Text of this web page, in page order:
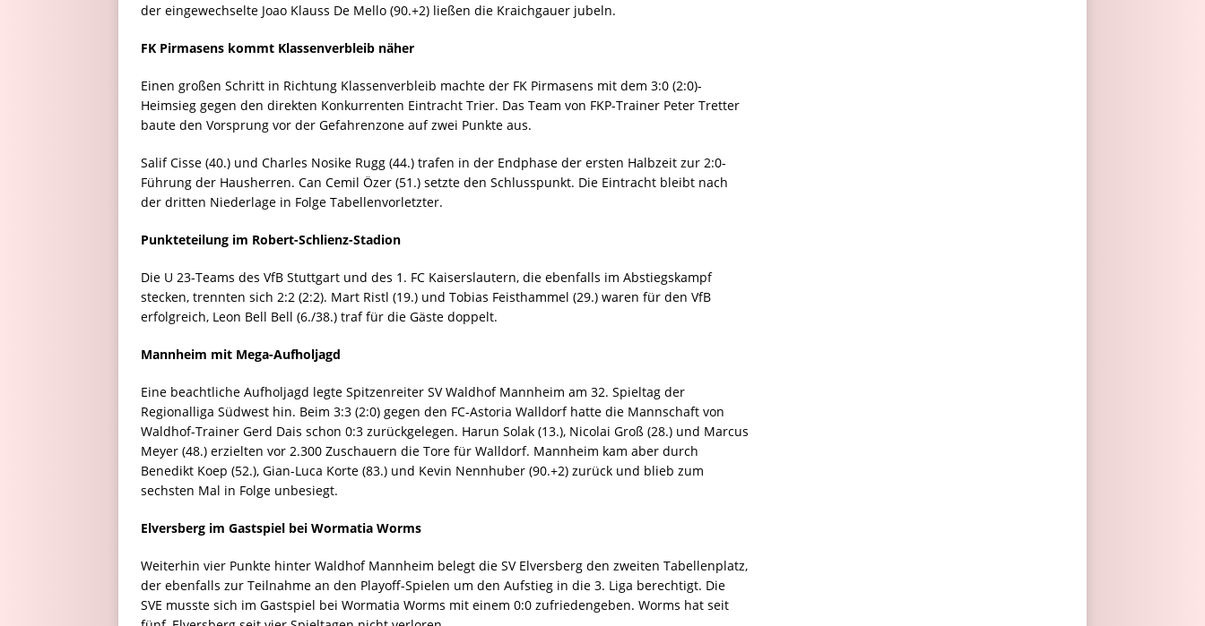
der eingewechselte Joao Klauss De Mello (90.+2) ließen die Kraichgauer jubeln.
FK Pirmasens kommt Klassenverbleib näher
Einen großen Schritt in Richtung Klassenverbleib machte der FK Pirmasens mit dem 3:0 (2:0)-
Heimsieg gegen den direkten Konkurrenten Eintracht Trier. Das Team von FKP-Trainer Peter Tretter
baute den Vorsprung vor der Gefahrenzone auf zwei Punkte aus.
Salif Cisse (40.) und Charles Nosike Rugg (44.) trafen in der Endphase der ersten Halbzeit zur 2:0-
Führung der Hausherren. Can Cemil Özer (51.) setzte den Schlusspunkt. Die Eintracht bleibt nach
der dritten Niederlage in Folge Tabellenvorletzter.
Punkteteilung im Robert-Schlienz-Stadion
Die U 23-Teams des VfB Stuttgart und des 1. FC Kaiserslautern, die ebenfalls im Abstiegskampf
stecken, trennten sich 2:2 (2:2). Mart Ristl (19.) und Tobias Feisthammel (29.) waren für den VfB
erfolgreich, Leon Bell Bell (6./38.) traf für die Gäste doppelt.
Mannheim mit Mega-Aufholjagd
Eine beachtliche Aufholjagd legte Spitzenreiter SV Waldhof Mannheim am 32. Spieltag der
Regionalliga Südwest hin. Beim 3:3 (2:0) gegen den FC-Astoria Walldorf hatte die Mannschaft von
Waldhof-Trainer Gerd Dais schon 0:3 zurückgelegen. Harun Solak (13.), Nicolai Groß (28.) und Marcus
Meyer (48.) erzielten vor 2.300 Zuschauern die Tore für Walldorf. Mannheim kam aber durch
Benedikt Koep (52.), Gian-Luca Korte (83.) und Kevin Nennhuber (90.+2) zurück und blieb zum
sechsten Mal in Folge unbesiegt.
Elversberg im Gastspiel bei Wormatia Worms
Weiterhin vier Punkte hinter Waldhof Mannheim belegt die SV Elversberg den zweiten Tabellenplatz,
der ebenfalls zur Teilnahme an den Playoff-Spielen um den Aufstieg in die 3. Liga berechtigt. Die
SVE musste sich im Gastspiel bei Wormatia Worms mit einem 0:0 zufriedengeben. Worms hat seit